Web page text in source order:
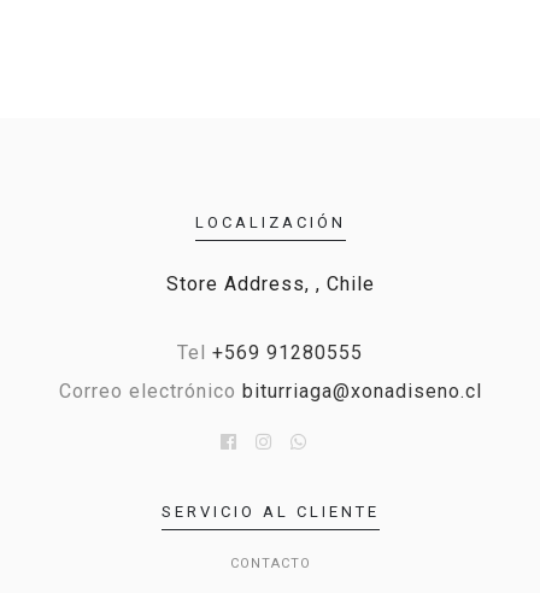
LOCALIZACIÓN
Store Address, , Chile
Tel +569 91280555
Correo electrónico biturriaga@xonadiseno.cl
SERVICIO AL CLIENTE
CONTACTO